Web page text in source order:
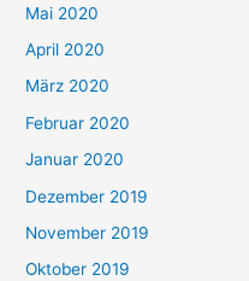
Mai 2020
April 2020
März 2020
Februar 2020
Januar 2020
Dezember 2019
November 2019
Oktober 2019